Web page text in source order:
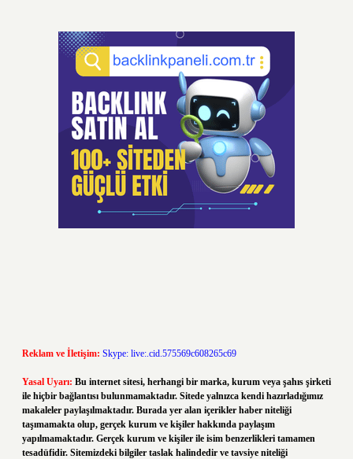
Reklam ve İletişim: Skype: live:.cid.575569c608265c69
Yasal Uyarı: Bu internet sitesi, herhangi bir marka, kurum veya şahıs şirketi
ile hiçbir bağlantısı bulunmamaktadır. Sitede yalnızca kendi hazırladığımız
makaleler paylaşılmaktadır. Burada yer alan içerikler haber niteliği
taşımamakta olup, gerçek kurum ve kişiler hakkında paylaşım
yapılmamaktadır. Gerçek kurum ve kişiler ile isim benzerlikleri tamamen
tesadüfidir. Sitemizdeki bilgiler taslak halindedir ve tavsiye niteliği